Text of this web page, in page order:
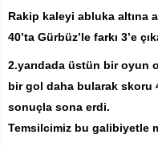
Rakip kaleyi abluka altına
40’ta Gürbüz’le farkı 3’e
2.yarıdada üstün bir oyun
bir gol daha bularak skoru
sonuçla sona erdi.
Temsilcimiz bu galibiyetle